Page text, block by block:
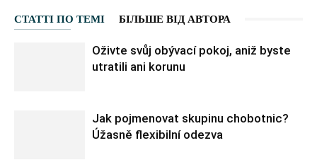
СТАТТІ ПО ТЕМІ БІЛЬШЕ ВІД АВТОРА
Oživte svůj obývací pokoj, aniž byste
utratili ani korunu
Jak pojmenovat skupinu chobotnic?
Úžasně flexibilní odezva